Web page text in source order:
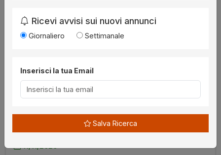
Autoall'asta a Brescia Via Fura, 28, 25125
Brescia BS, Italia ,Procedura 2135 2024, Lotto
Ricevi avvisi sui nuovi annunci
Giornaliero Settimanale
Inserisci la tua Email
Salva Ricerca